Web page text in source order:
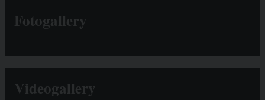
Fotogallery
Videogallery